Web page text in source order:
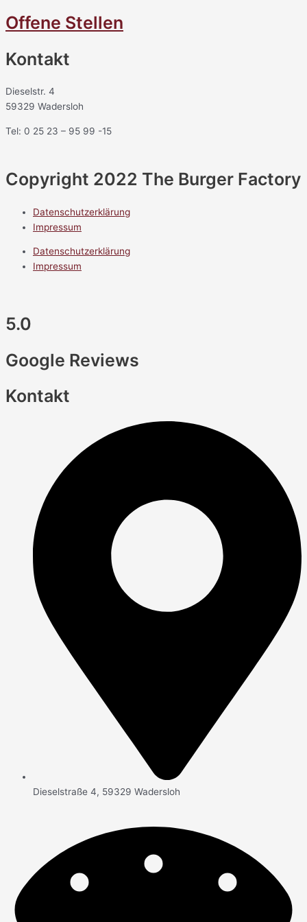
Offene Stellen
Kontakt
Dieselstr. 4
59329 Wadersloh
Tel: 0 25 23 – 95 99 -15
Copyright 2022 The Burger Factory
Datenschutzerklärung
Impressum
Datenschutzerklärung
Impressum
5.0
Google Reviews
Kontakt
Dieselstraße 4, 59329 Wadersloh